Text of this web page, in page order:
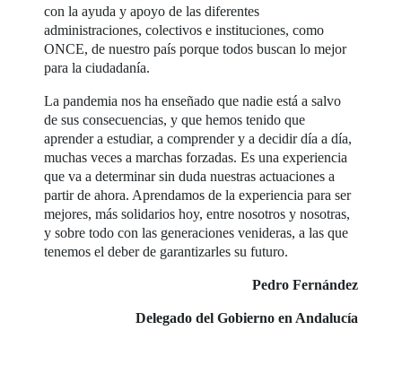
con la ayuda y apoyo de las diferentes
administraciones, colectivos e instituciones, como
ONCE, de nuestro país porque todos buscan lo mejor
para la ciudadanía.
La pandemia nos ha enseñado que nadie está a salvo
de sus consecuencias, y que hemos tenido que
aprender a estudiar, a comprender y a decidir día a día,
muchas veces a marchas forzadas. Es una experiencia
que va a determinar sin duda nuestras actuaciones a
partir de ahora. Aprendamos de la experiencia para ser
mejores, más solidarios hoy, entre nosotros y nosotras,
y sobre todo con las generaciones venideras, a las que
tenemos el deber de garantizarles su futuro.
Pedro Fernández
Delegado del Gobierno en Andalucía